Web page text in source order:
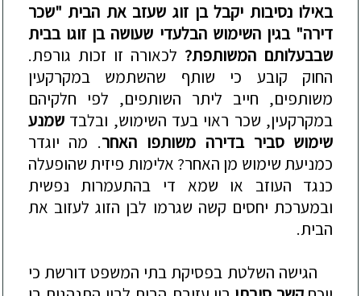
באילו נסיבות יקבל בן זוג שעזב את הבית "שכר
דירה" בגין השימוש הבלעדי שעושה בן זוגו בבית
שבבעלותם המשותפת? לכאורה זו זכות גורפת.
החוק קובע כי שותף שהשתמש במקרקעין
משותפים, חייב ליתר השותפים, לפי חלקיהם
במקרקעין, שכר ראוי בעד השימוש, ובלבדשמנע
שימוש סביר בדירה משותפו האחר. מה יוגדר
כמניעת שימוש מן האחר? אלימות פיזית שהופעלה
כנגד העוזב או שמא די בהתעמרות נפשית
ובמערכת יחסים קשה שגרמו לבן הזוג לעזוב את
הבית.
הגישה השלטת בפסיקת בתי המשפט דורשת כי